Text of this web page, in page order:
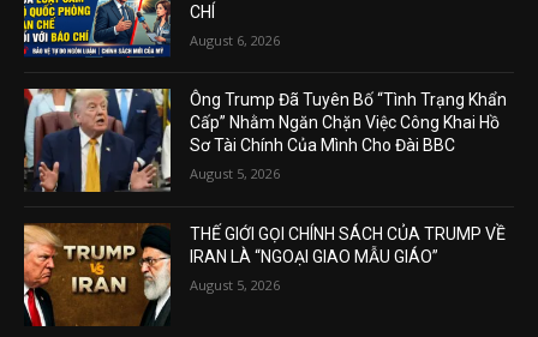
CHÍ
August 6, 2026
Ông Trump Đã Tuyên Bố “Tình Trạng Khẩn
Cấp” Nhằm Ngăn Chặn Việc Công Khai Hồ
Sơ Tài Chính Của Mình Cho Đài BBC
August 5, 2026
THẾ GIỚI GỌI CHÍNH SÁCH CỦA TRUMP VỀ
IRAN LÀ “NGOẠI GIAO MẪU GIÁO”
August 5, 2026